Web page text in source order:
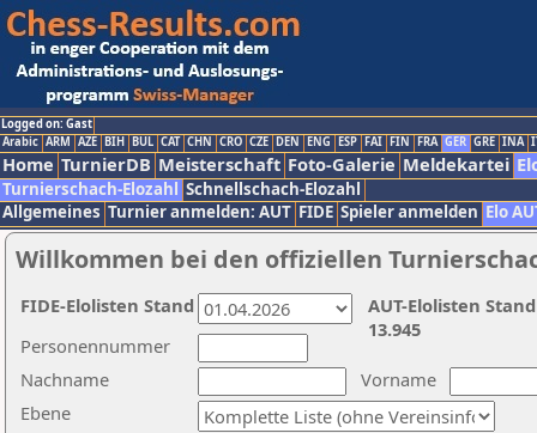
Logged on: Gast
Arabic ARM AZE BIH BUL CAT CHN CRO CZE DEN ENG ESP FAI FIN FRA GER GRE INA
Home TurnierDB Meisterschaft Foto-Galerie Meldekartei
Turnierschach-Elozahl Schnellschach-Elozahl
Allgemeines Turnier anmelden: AUT FIDE Spieler anmelden Elo
Willkommen bei den offiziellen
Nachname
Vorname
Ebene
Personennummer
AUT-Elolisten
13.945
FIDE-Elolisten Stand